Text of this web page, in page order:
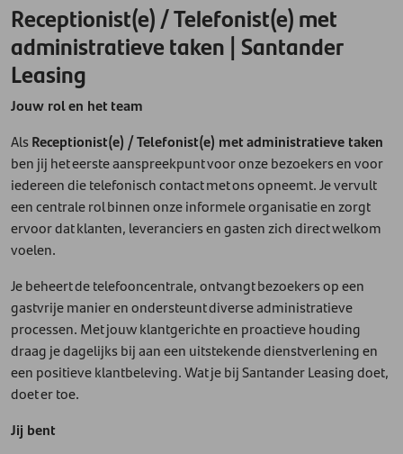
Receptionist(e) / Telefonist(e) met
administratieve taken | Santander
Leasing
Jouw rol en het team
AlsReceptionist(e) / Telefonist(e) met administratieve taken
ben jij het eerste aanspreekpunt voor onze bezoekers en voor
iedereen die telefonisch contact met ons opneemt. Je vervult
een centrale rol binnen onze informele organisatie en zorgt
ervoor dat klanten, leveranciers en gasten zich direct welkom
voelen.
Je beheert de telefooncentrale, ontvangt bezoekers op een
gastvrije manier en ondersteunt diverse administratieve
processen. Met jouw klantgerichte en proactieve houding
draag je dagelijks bij aan een uitstekende dienstverlening en
een positieve klantbeleving. Wat je bij Santander Leasing doet,
doet er toe.
Jij bent